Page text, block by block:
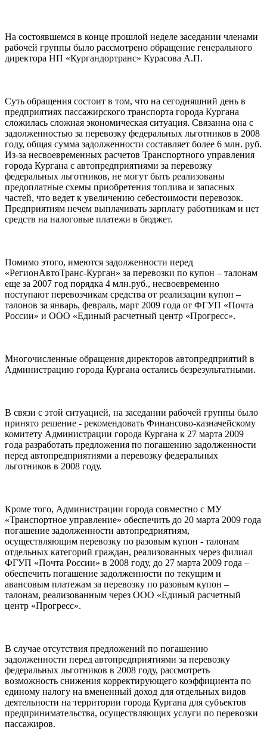
На состоявшемся в конце прошлой неделе заседании членами
рабочей группы было рассмотрено обращение генерального
директора НП «Кургандортранс» Курасова А.П.
Суть обращения состоит в том, что на сегодняшний день в
предприятиях пассажирского транспорта города Кургана
сложилась сложная экономическая ситуация. Связанна она с
задолженностью за перевозку федеральных льготников в 2008
году, общая сумма задолженности составляет более 6 млн. руб.
Из-за несвоевременных расчетов Транспортного управления
города Кургана с автопредприятиями за перевозку
федеральных льготников, не могут быть реализованы
предоплатные схемы приобретения топлива и запасных
частей, что ведет к увеличению себестоимости перевозок.
Предприятиям нечем выплачивать зарплату работникам и нет
средств на налоговые платежи в бюджет.
Помимо этого, имеются задолженности перед
«РегионАвтоТранс-Курган» за перевозки по купон – талонам
еще за 2007 год порядка 4 млн.руб., несвоевременно
поступают перевозчикам средства от реализации купон –
талонов за январь, февраль, март 2009 года от ФГУП «Почта
России» и ООО «Единый расчетный центр «Прогресс».
Многочисленные обращения директоров автопредприятий в
Администрацию города Кургана остались безрезультатными.
В связи с этой ситуацией, на заседании рабочей группы было
принято решение - рекомендовать Финансово-казначейскому
комитету Администрации города Кургана к 27 марта 2009
года разработать предложения по погашению задолженности
перед автопредприятиями а перевозку федеральных
льготников в 2008 году.
Кроме того, Администрации города совместно с МУ
«Транспортное управление» обеспечить до 20 марта 2009 года
погашение задолженности автопредриятиям,
осуществляющим перевозку по разовым купон - талонам
отдельных категорий граждан, реализованных через филиал
ФГУП «Почта России» в 2008 году, до 27 марта 2009 года –
обеспечить погашение задолженности по текущим и
авансовым платежам за перевозку по разовым купон –
талонам, реализованным через ООО «Единый расчетный
центр «Прогресс».
В случае отсутствия предложений по погашению
задолженности перед автопредприятиями за перевозку
федеральных льготников в 2008 году, рассмотреть
возможность снижения корректирующего коэффициента по
единому налогу на вмененный доход для отдельных видов
деятельности на территории города Кургана для субъектов
предпринимательства, осуществляющих услуги по перевозки
пассажиров.